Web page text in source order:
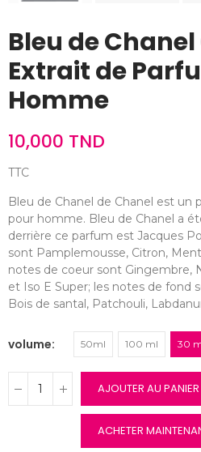
Bleu de
Extrait de
Homme
10,000 TND
TTC
Bleu de Chanel de Chanel est un
pour homme. Bleu de Chanel a
derrière ce parfum est Jacques
sont Pamplemousse, Citron,
notes de coeur sont Gingembre,
et Iso E Super; les notes de fond
Bois de santal, Patchouli,
volume 50ml 100 ml 30
AJOUTER AU PANIER
ACHETER